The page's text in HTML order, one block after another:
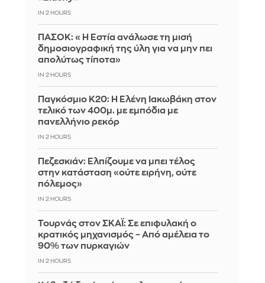
IN 2 HOURS
ΠΑΣΟΚ: «Η Εστία ανάλωσε τη μισή
δημοσιογραφική της ύλη για να μην πει
απολύτως τίποτα»
IN 2 HOURS
Παγκόσμιο Κ20: Η Ελένη Ιακωβάκη στον
τελικό των 400μ. με εμπόδια με
πανελλήνιο ρεκόρ
IN 2 HOURS
Πεζεσκιάν: Ελπίζουμε να μπει τέλος
στην κατάσταση «ούτε ειρήνη, ούτε
πόλεμος»
IN 2 HOURS
Τουρνάς στον ΣΚΑΪ: Σε επιφυλακή ο
κρατικός μηχανισμός – Από αμέλεια το
90% των πυρκαγιών
IN 2 HOURS